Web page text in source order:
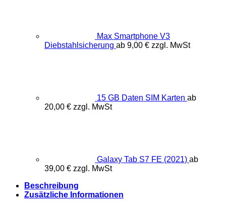
Max Smartphone V3
Diebstahlsicherung ab 9,00 € zzgl. MwSt
15 GB Daten SIM Karten ab
20,00 € zzgl. MwSt
Galaxy Tab S7 FE (2021) ab
39,00 € zzgl. MwSt
Beschreibung
Zusätzliche Informationen